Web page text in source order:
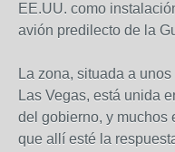
EE.UU. como
avión predilecto de la
La zona, situada a
Las Vegas, está unida
del gobierno, y muchos
que allí esté la